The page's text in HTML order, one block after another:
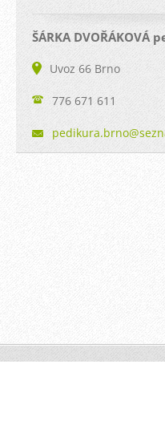
ŠÁRKA DVOŘÁKOVÁ
Uvoz 66 Brno
776 671 611
pedikura.brno@se